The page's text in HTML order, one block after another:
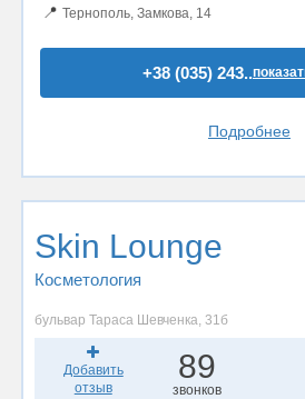
📍 Тернополь, Замкова, 14
+38 (035) 243..
Подробнее
Skin Lounge
Косметология
​​​​​​​бульвар Тараса Шевченка, 31б
Добавить
отзыв
89
звонков